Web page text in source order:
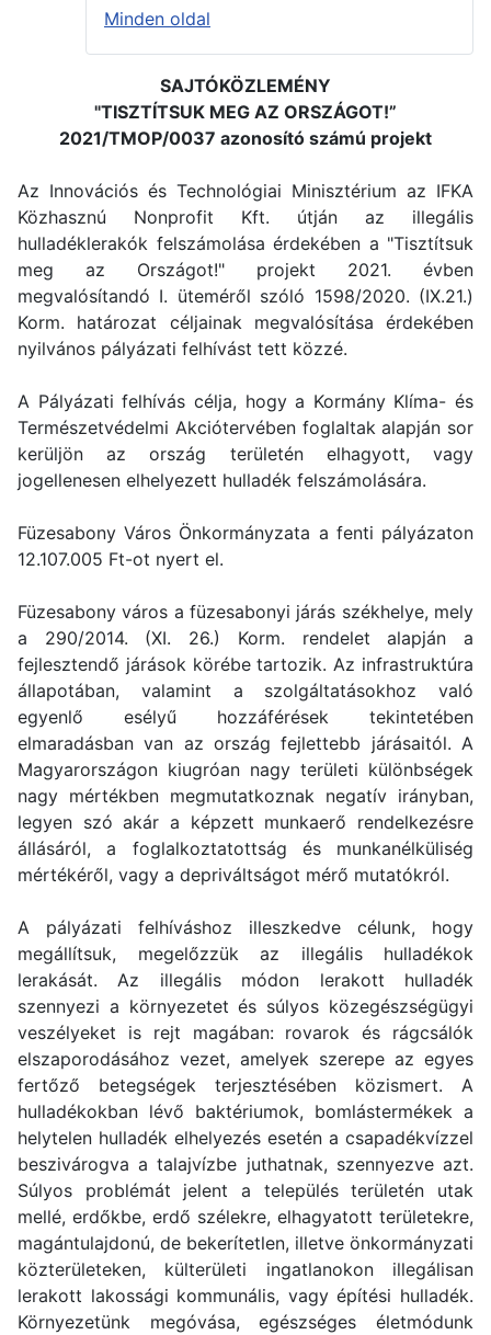
Minden oldal
SAJTÓKÖZLEMÉNY
"TISZTÍTSUK MEG AZ ORSZÁGOT!”
2021/TMOP/0037 azonosító számú projekt
Az Innovációs és Technológiai Minisztérium az IFKA
Közhasznú Nonprofit Kft. útján az illegális
hulladéklerakók felszámolása érdekében a "Tisztítsuk
meg az Országot!" projekt 2021. évben
megvalósítandó I. üteméről szóló 1598/2020. (IX.21.)
Korm. határozat céljainak megvalósítása érdekében
nyilvános pályázati felhívást tett közzé.
A Pályázati felhívás célja, hogy a Kormány Klíma- és
Természetvédelmi Akciótervében foglaltak alapján sor
kerüljön az ország területén elhagyott, vagy
jogellenesen elhelyezett hulladék felszámolására.
Füzesabony Város Önkormányzata a fenti pályázaton
12.107.005 Ft-ot nyert el.
Füzesabony város a füzesabonyi járás székhelye, mely
a 290/2014. (XI. 26.) Korm. rendelet alapján a
fejlesztendő járások körébe tartozik. Az infrastruktúra
állapotában, valamint a szolgáltatásokhoz való
egyenlő esélyű hozzáférések tekintetében
elmaradásban van az ország fejlettebb járásaitól. A
Magyarországon kiugróan nagy területi különbségek
nagy mértékben megmutatkoznak negatív irányban,
legyen szó akár a képzett munkaerő rendelkezésre
állásáról, a foglalkoztatottság és munkanélküliség
mértékéről, vagy a depriváltságot mérő mutatókról.
A pályázati felhíváshoz illeszkedve célunk, hogy
megállítsuk, megelőzzük az illegális hulladékok
lerakását. Az illegális módon lerakott hulladék
szennyezi a környezetet és súlyos közegészségügyi
veszélyeket is rejt magában: rovarok és rágcsálók
elszaporodásához vezet, amelyek szerepe az egyes
fertőző betegségek terjesztésében közismert. A
hulladékokban lévő baktériumok, bomlástermékek a
helytelen hulladék elhelyezés esetén a csapadékvízzel
beszivárogva a talajvízbe juthatnak, szennyezve azt.
Súlyos problémát jelent a település területén utak
mellé, erdőkbe, erdő szélekre, elhagyatott területekre,
magántulajdonú, de bekerítetlen, illetve önkormányzati
közterületeken, külterületi ingatlanokon illegálisan
lerakott lakossági kommunális, vagy építési hulladék.
Környezetünk megóvása, egészséges életmódunk